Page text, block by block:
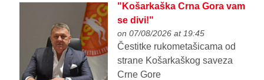
"Košarkaška Crna Gora vam
se divi!"
on 07/08/2026 at 19:45
Čestitke rukometašicama od
strane Košarkaškog saveza
Crne Gore